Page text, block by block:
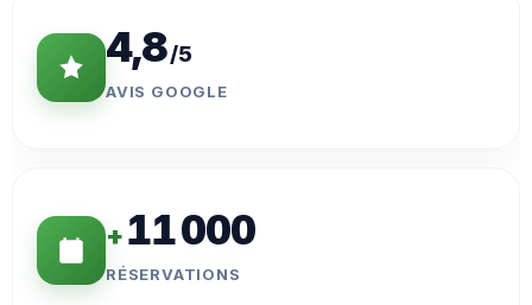
4,8/5
AVIS GOOGLE
+11 000
RÉSERVATIONS